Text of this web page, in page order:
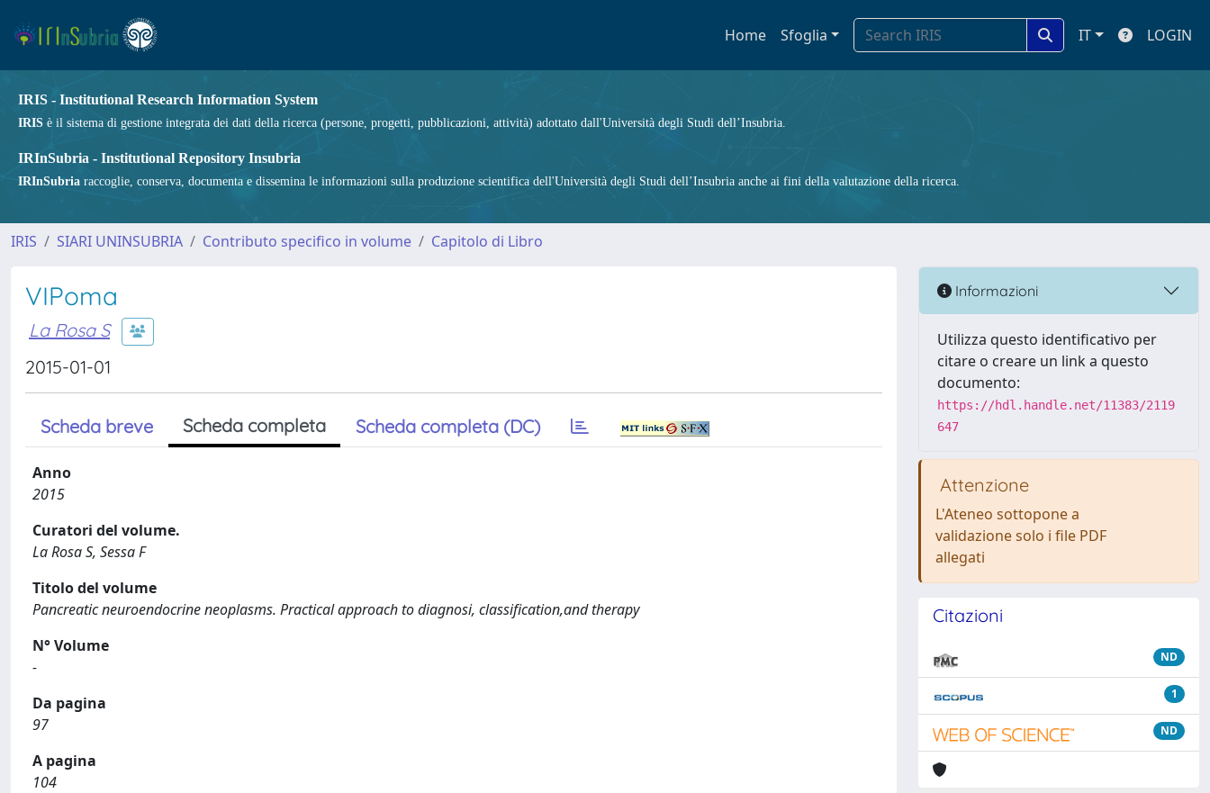
Home Sfoglia IT LOGIN
IRIS - Institutional Research Information System
IRIS è il sistema di gestione integrata dei dati della ricerca (persone, progetti, pubblicazioni, attività) adottato dall'Università degli Studi dell’Insubria.
IRInSubria - Institutional Repository Insubria
IRInSubria raccoglie, conserva, documenta e dissemina le informazioni sulla produzione scientifica dell'Università degli Studi dell’Insubria anche ai fini della valutazione della ricerca.
IRIS SIARI UNINSUBRIA Contributo specifico in volume Capitolo di Libro
VIPoma
La Rosa S
2015-01-01
Scheda breve Scheda completa Scheda completa (DC)
Anno
2015
Curatori del volume.
La Rosa S, Sessa F
Titolo del volume
Pancreatic neuroendocrine neoplasms. Practical approach to diagnosi, classification,and therapy
N° Volume
-
Da pagina
97
A pagina
104
Informazioni
Utilizza questo identificativo per
citare o creare un link a questo
documento:
https://hdl.handle.net/11383/2119
647
Attenzione
L'Ateneo sottopone a
validazione solo i file PDF
allegati
Citazioni
ND
1
ND